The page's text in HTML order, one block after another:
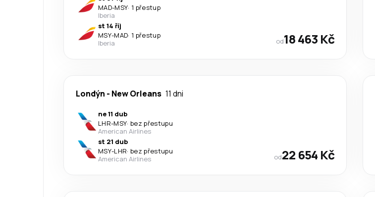
MAD-MSY· 1 přestup
Iberia
st 14 říj
MSY-MAD· 1 přestup
Iberia
od18 463 Kč
Londýn - New Orleans 11 dni
ne 11 dub
LHR-MSY· bez přestupu
American Airlines
st 21 dub
MSY-LHR· bez přestupu
American Airlines
od22 654 Kč